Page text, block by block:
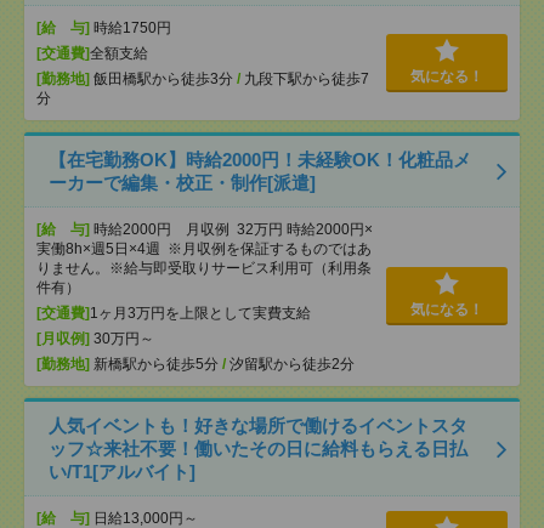
[給 与] 時給1750円
[交通費]全額支給
[勤務地] 飯田橋駅から徒歩3分 / 九段下駅から徒歩7
分
気になる！
【在宅勤務OK】時給2000円！未経験OK！化粧品メ
ーカーで編集・校正・制作[派遣]
[給 与] 時給2000円 月収例 32万円 時給2000円×
実働8h×週5日×4週 ※月収例を保証するものではあ
りません。※給与即受取りサービス利用可（利用条
件有）
[交通費] 1ヶ月3万円を上限として実費支給
[月収例] 30万円～
[勤務地] 新橋駅から徒歩5分 / 汐留駅から徒歩2分
気になる！
人気イベントも！好きな場所で働けるイベントスタ
ッフ☆来社不要！働いたその日に給料もらえる日払
い/T1[アルバイト]
[給 与] 日給13,000円～